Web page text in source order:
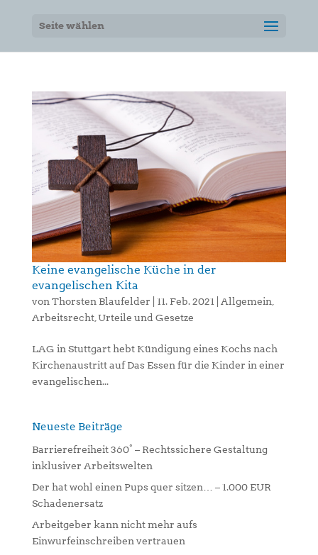
Seite wählen
Keine evangelische Küche in der
evangelischen Kita
von Thorsten Blaufelder 11. Feb. 2021 Allgemein
Arbeitsrecht, Urteile und Gesetze
LAG in Stuttgart hebt Kündigung eines Kochs nach
Kirchenaustritt auf Das Essen für die Kinder in einer
evangelischen...
Neueste Beiträge
Barrierefreiheit 360° – Rechtssichere Gestaltung
inklusiver Arbeitswelten
Der hat wohl einen Pups quer sitzen… – 1.000 EUR
Schadenersatz
Arbeitgeber kann nicht mehr aufs
Einwurfeinschreiben vertrauen